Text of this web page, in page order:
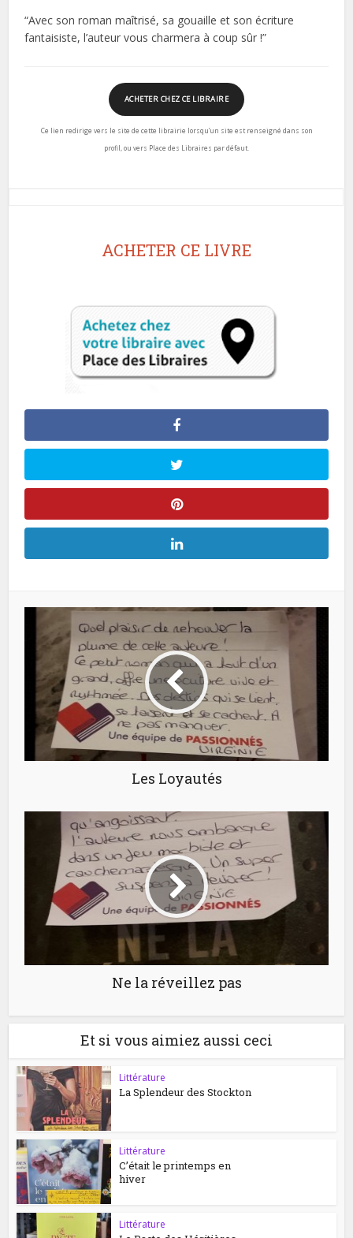
“Avec son roman maîtrisé, sa gouaille et son écriture
fantaisiste, l’auteur vous charmera à coup sûr !”
ACHETER CHEZ CE LIBRAIRE
Ce lien redirige vers le site de cette librairie lorsqu’un site est renseigné dans son
profil, ou vers Place des Libraires par défaut.
ACHETER CE LIVRE
Les Loyautés
Ne la réveillez pas
Et si vous aimiez aussi ceci
Littérature
La Splendeur des Stockton
Littérature
C’était le printemps en
hiver
Littérature